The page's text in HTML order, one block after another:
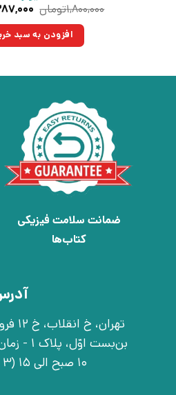
۱,۸۰۰,۰۰۰تومان قیمت
بود.
افزودن به سبد
ضمانت سلامت فیزیکی
کتاب‌ها
بن‌بست
10 صبح الی 15 (3 بعد از ظهر) - قبل از تشریف آوردن تماس بگیرید